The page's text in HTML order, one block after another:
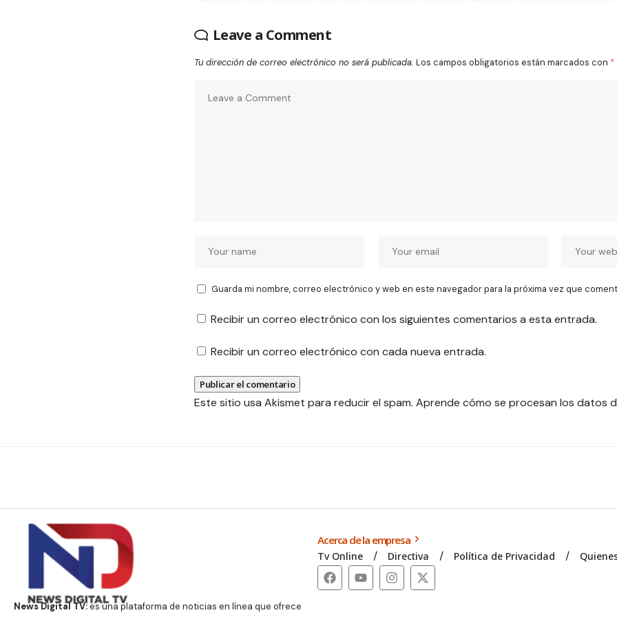
Leave a Comment
Tu dirección de correo electrónico no será publicada. Los campos obligatorios están marcados con *
Guarda mi nombre, correo electrónico y web en este navegador para la próxima vez que
Recibir un correo electrónico con los siguientes comentarios a esta entrada.
Recibir un correo electrónico con cada nueva entrada.
Este sitio usa Akismet para reducir el spam. Aprende cómo se procesan los datos
News Digital TV:es una plataforma de noticias en línea que ofrece
Acerca de la empresa
Tv Online Directiva Política de Privacidad